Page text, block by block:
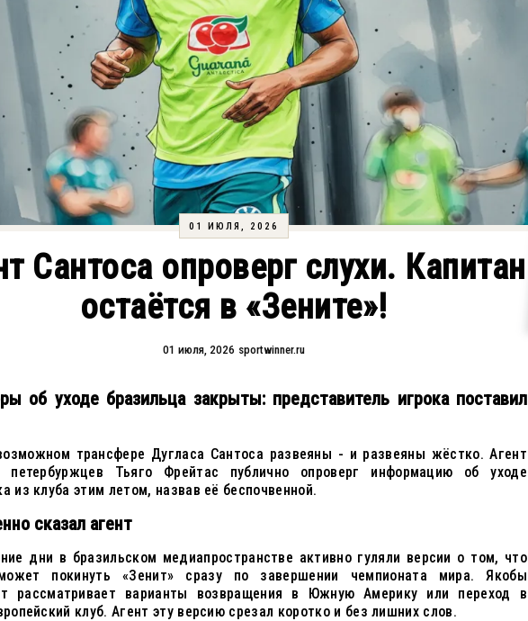
01 ИЮЛЯ, 2026
Сантоса опроверг слухи. Капитан
остаётся в «Зените»!
01 июля, 2026 sportwinner.ru
об уходе бразильца закрыты: представитель игрока поставил
трансфере Дугласа Сантоса развеяны - и развеяны жёстко. Агент
петербуржцев Тьяго Фрейтас публично опроверг информацию об уходе
из клуба этим летом, назвав её беспочвенной.
сказал агент
дни в бразильском медиапространстве активно гуляли версии о том, что
покинуть «Зенит» сразу по завершении чемпионата мира. Якобы
рассматривает варианты возвращения в Южную Америку или переход в
клуб. Агент эту версию срезал коротко и без лишних слов.